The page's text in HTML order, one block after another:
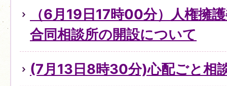
（6月19日17時00分）人権擁
合同相談所の開設について
(7月13日8時30分)心配ごと相